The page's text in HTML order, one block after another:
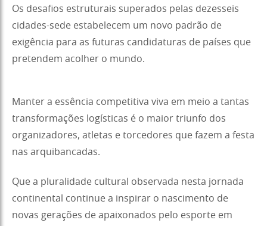
Os desafios estruturais superados pelas dezesseis
cidades-sede estabelecem um novo padrão de
exigência para as futuras candidaturas de países que
pretendem acolher o mundo.
Manter a essência competitiva viva em meio a tantas
transformações logísticas é o maior triunfo dos
organizadores, atletas e torcedores que fazem a festa
nas arquibancadas.
Que a pluralidade cultural observada nesta jornada
continental continue a inspirar o nascimento de
novas gerações de apaixonados pelo esporte em